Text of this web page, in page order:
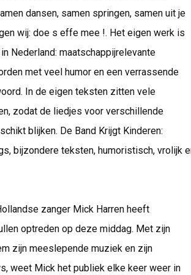
dansen, samen springen, samen uit je
wij: doe s effe mee !. Het eigen werk is
Nederland: maatschappijrelevante
met veel humor en een verrassende
In de eigen teksten zitten vele
zodat de liedjes voor verschillende
blijken. De Band Krijgt Kinderen:
bijzondere teksten, humoristisch, vrolijk
zanger Mick Harren heeft
optreden op deze middag. Met zijn
zijn meeslepende muziek en zijn
weet Mick het publiek elke keer weer in